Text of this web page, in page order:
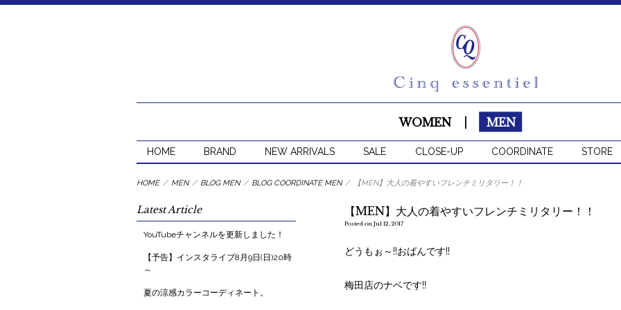
WOMEN MEN
HOME BRAND NEW ARRIVALS SALE CLOSE-UP COORDINATE STORE
HOME / MEN / BLOG MEN / BLOG COORDINATE MEN / 【MEN】大人の着やすいフレンチミリタリー！！
【MEN】大人の着やすいフレンチミリタリー！！
Posted on Jul 12, 2017
どうもぉ～!!おばんです!!
梅田店のナベです!!
Latest Article
YouTubeチャンネルを更新しました！
【予告】インスタライブ8月9日(日)20時
～
夏の涼感カラーコーディネート。